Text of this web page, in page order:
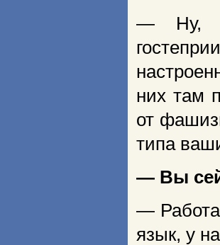
— Ну,
них там
от
типа
— Вы
—
язык, у